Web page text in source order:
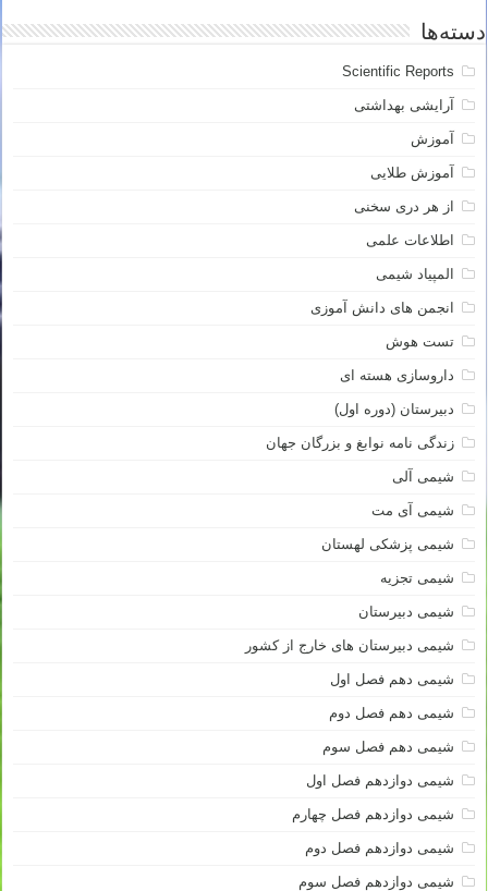
دسته‌ها
Scientific Reports
آرایشی بهداشتی
آموزش
آموزش طلایی
از هر دری سخنی
اطلاعات علمی
المپیاد شیمی
انجمن های دانش آموزی
تست هوش
داروسازی هسته ای
دبیرستان (دوره اول)
زندگی نامه نوابغ و بزرگان جهان
شیمی آلی
شیمی آی مت
شیمی پزشکی لهستان
شیمی تجزیه
شیمی دبیرستان
شیمی دبیرستان های خارج از کشور
شیمی دهم فصل اول
شیمی دهم فصل دوم
شیمی دهم فصل سوم
شیمی دوازدهم فصل اول
شیمی دوازدهم فصل چهارم
شیمی دوازدهم فصل دوم
شیمی دوازدهم فصل سوم